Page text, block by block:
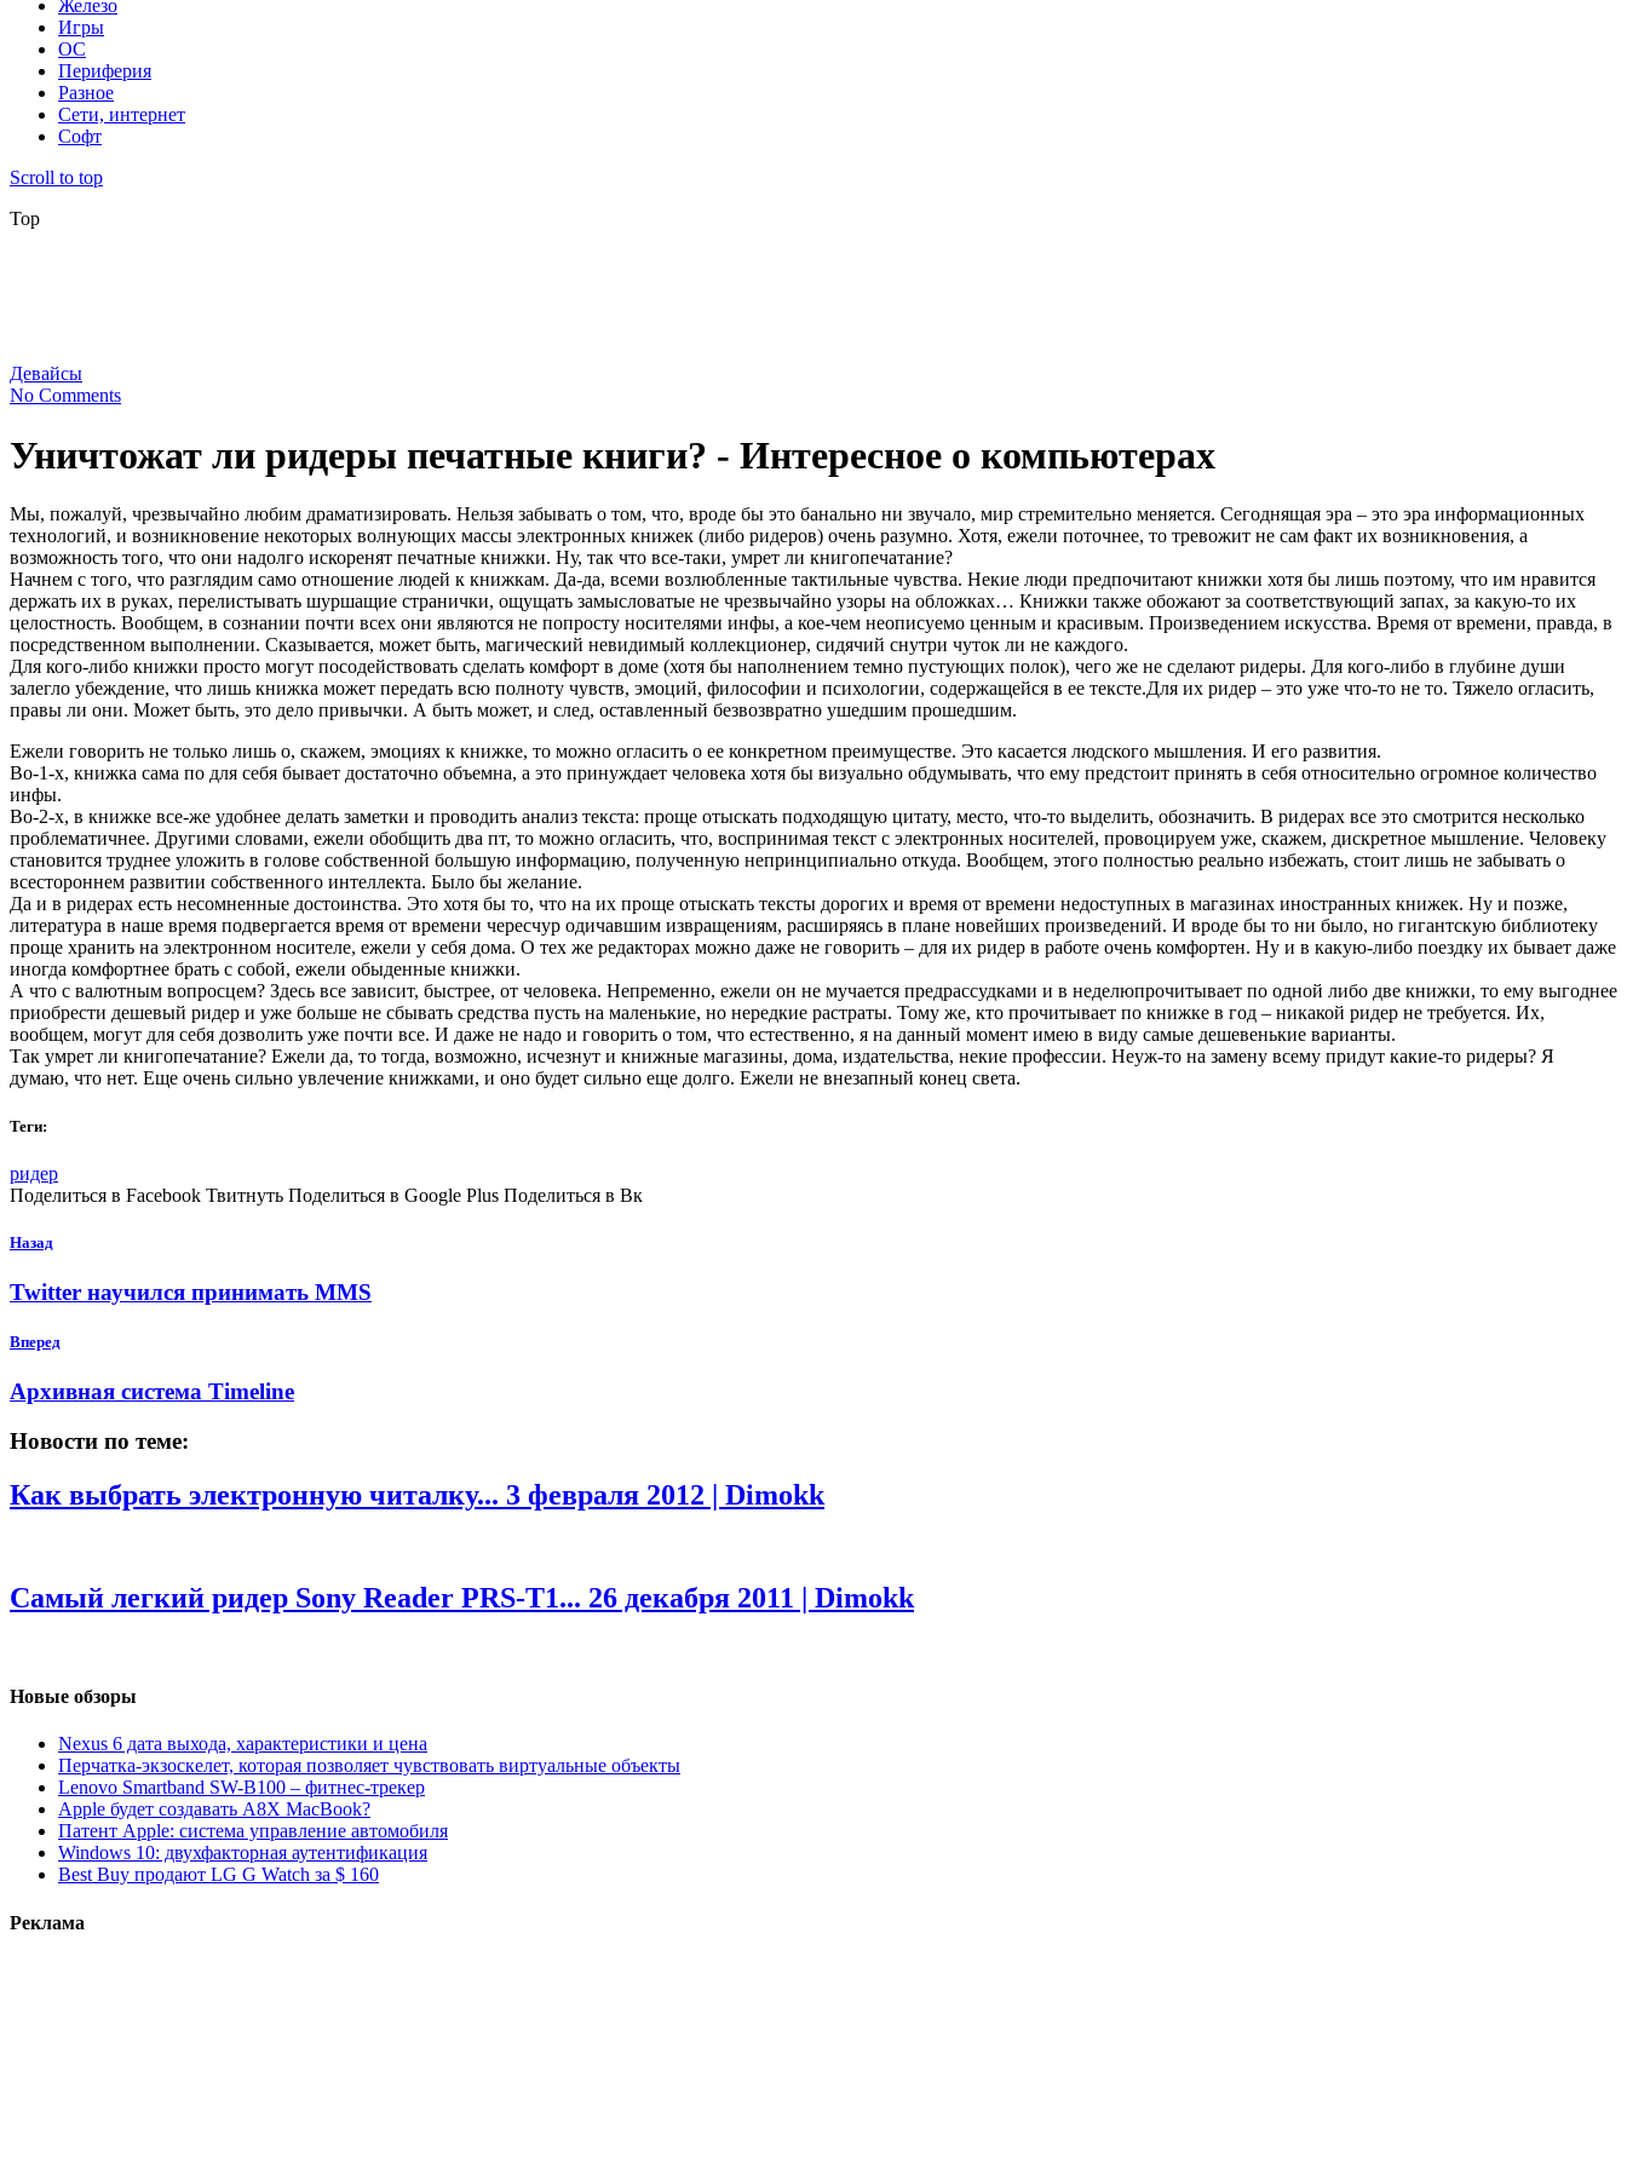
Железо
Игры
ОС
Периферия
Разное
Сети, интернет
Софт
Scroll to top
Top
Девайсы
No Comments
Уничтожат ли ридеры печатные книги? - Интересное о компьютерах
Мы, пожалуй, чрезвычайно любим драматизировать. Нельзя забывать о том, что, вроде бы это банально ни звучало, мир стремительно меняется. Сегоднящая эра – это эра информационных
технологий, и возникновение некоторых волнующих массы электронных книжек (либо ридеров) очень разумно. Хотя, ежели поточнее, то тревожит не сам факт их возникновения, а
возможность того, что они надолго искоренят печатные книжки. Ну, так что все-таки, умрет ли книгопечатание?
Начнем с того, что разглядим само отношение людей к книжкам. Да-да, всеми возлюбленные тактильные чувства. Некие люди предпочитают книжки хотя бы лишь поэтому, что им нравится
держать их в руках, перелистывать шуршащие странички, ощущать замысловатые не чрезвычайно узоры на обложках… Книжки также обожают за соответствующий запах, за какую-то их
целостность. Вообщем, в сознании почти всех они являются не попросту носителями инфы, а кое-чем неописуемо ценным и красивым. Произведением искусства. Время от времени, правда, в
посредственном выполнении. Сказывается, может быть, магический невидимый коллекционер, сидячий снутри чуток ли не каждого.
Для кого-либо книжки просто могут посодействовать сделать комфорт в доме (хотя бы наполнением темно пустующих полок), чего же не сделают ридеры. Для кого-либо в глубине души
залегло убеждение, что лишь книжка может передать всю полноту чувств, эмоций, философии и психологии, содержащейся в ее тексте.Для их ридер – это уже что-то не то. Тяжело огласить,
правы ли они. Может быть, это дело привычки. А быть может, и след, оставленный безвозвратно ушедшим прошедшим.
Ежели говорить не только лишь о, скажем, эмоциях к книжке, то можно огласить о ее конкретном преимуществе. Это касается людского мышления. И его развития.
Во-1-х, книжка сама по для себя бывает достаточно объемна, а это принуждает человека хотя бы визуально обдумывать, что ему предстоит принять в себя относительно огромное количество
инфы.
Во-2-х, в книжке все-же удобнее делать заметки и проводить анализ текста: проще отыскать подходящую цитату, место, что-то выделить, обозначить. В ридерах все это смотрится несколько
проблематичнее. Другими словами, ежели обобщить два пт, то можно огласить, что, воспринимая текст с электронных носителей, провоцируем уже, скажем, дискретное мышление. Человеку
становится труднее уложить в голове собственной большую информацию, полученную непринципиально откуда. Вообщем, этого полностью реально избежать, стоит лишь не забывать о
всестороннем развитии собственного интеллекта. Было бы желание.
Да и в ридерах есть несомненные достоинства. Это хотя бы то, что на их проще отыскать тексты дорогих и время от времени недоступных в магазинах иностранных книжек. Ну и позже,
литература в наше время подвергается время от времени чересчур одичавшим извращениям, расширяясь в плане новейших произведений. И вроде бы то ни было, но гигантскую библиотеку
проще хранить на электронном носителе, ежели у себя дома. О тех же редакторах можно даже не говорить – для их ридер в работе очень комфортен. Ну и в какую-либо поездку их бывает даже
иногда комфортнее брать с собой, ежели обыденные книжки.
А что с валютным вопросцем? Здесь все зависит, быстрее, от человека. Непременно, ежели он не мучается предрассудками и в неделюпрочитывает по одной либо две книжки, то ему выгоднее
приобрести дешевый ридер и уже больше не сбывать средства пусть на маленькие, но нередкие растраты. Тому же, кто прочитывает по книжке в год – никакой ридер не требуется. Их,
вообщем, могут для себя дозволить уже почти все. И даже не надо и говорить о том, что естественно, я на данный момент имею в виду самые дешевенькие варианты.
Так умрет ли книгопечатание? Ежели да, то тогда, возможно, исчезнут и книжные магазины, дома, издательства, некие профессии. Неуж-то на замену всему придут какие-то ридеры? Я
думаю, что нет. Еще очень сильно увлечение книжками, и оно будет сильно еще долго. Ежели не внезапный конец света.
Теги:
ридер
Поделиться в Facebook Твитнуть Поделиться в Google Plus Поделиться в Вк
Назад
Twitter научился принимать MMS
Вперед
Архивная система Timeline
Новости по теме:
Как выбрать электронную читалку... 3 февраля 2012 | Dimokk
Самый легкий ридер Sony Reader PRS-T1... 26 декабря 2011 | Dimokk
Новые обзоры
Nexus 6 дата выхода, характеристики и цена
Перчатка-экзоскелет, которая позволяет чувствовать виртуальные объекты
Lenovo Smartband SW-B100 – фитнес-трекер
Apple будет создавать A8X MacBook?
Патент Apple: система управление автомобиля
Windows 10: двухфакторная аутентификация
Best Buy продают LG G Watch за $ 160
Реклама